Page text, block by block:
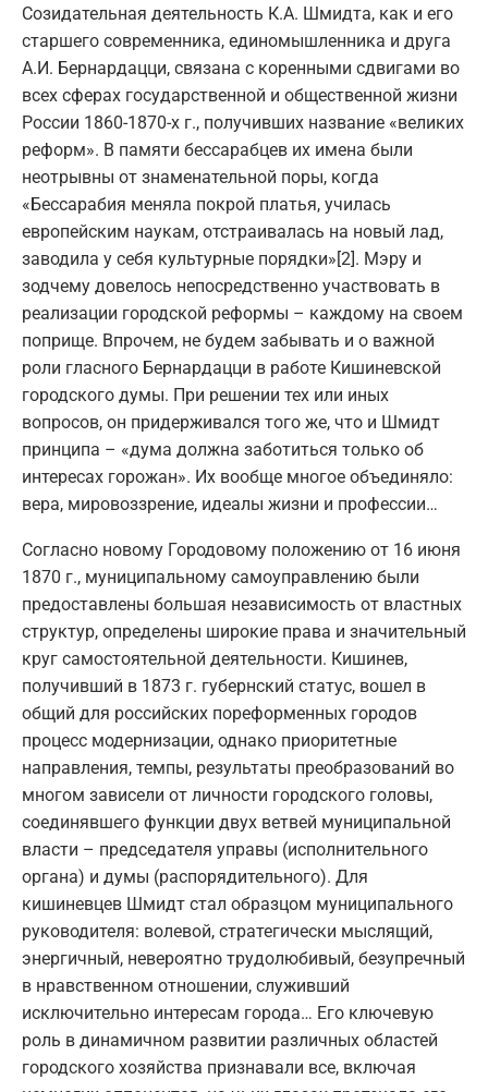
Созидательная деятельность К.А. Шмидта, как и его
старшего современника, единомышленника и друга
А.И. Бернардацци, связана с коренными сдвигами во
всех сферах государственной и общественной жизни
России 1860-1870-х г., получивших название «великих
реформ». В памяти бессарабцев их имена были
неотрывны от знаменательной поры, когда
«Бессарабия меняла покрой платья, училась
европейским наукам, отстраивалась на новый лад,
заводила у себя культурные порядки»[2]. Мэру и
зодчему довелось непосредственно участвовать в
реализации городской реформы – каждому на своем
поприще. Впрочем, не будем забывать и о важной
роли гласного Бернардацци в работе Кишиневской
городского думы. При решении тех или иных
вопросов, он придерживался того же, что и Шмидт
принципа – «дума должна заботиться только об
интересах горожан». Их вообще многое объединяло:
вера, мировоззрение, идеалы жизни и профессии…
Согласно новому Городовому положению от 16 июня
1870 г., муниципальному самоуправлению были
предоставлены большая независимость от властных
структур, определены широкие права и значительный
круг самостоятельной деятельности. Кишинев,
получивший в 1873 г. губернский статус, вошел в
общий для российских пореформенных городов
процесс модернизации, однако приоритетные
направления, темпы, результаты преобразований во
многом зависели от личности городского головы,
соединявшего функции двух ветвей муниципальной
власти – председателя управы (исполнительного
органа) и думы (распорядительного). Для
кишиневцев Шмидт стал образцом муниципального
руководителя: волевой, стратегически мыслящий,
энергичный, невероятно трудолюбивый, безупречный
в нравственном отношении, служивший
исключительно интересам города… Его ключевую
роль в динамичном развитии различных областей
городского хозяйства признавали все, включая